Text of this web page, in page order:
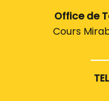
Office de
Cours